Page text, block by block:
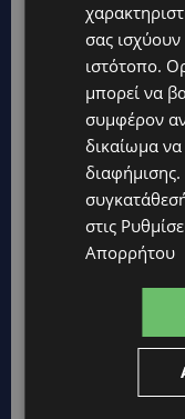
σας
ιστότοπο.
μπορεί να
συμφέρον
δικαίωμα να
διαφήμισης
στις
Απορρήτου